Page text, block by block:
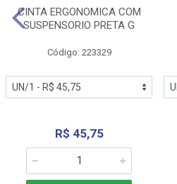
CINTA ERGONOMICA COM
SUSPENSORIO PRETA G
Código: 223329
R$ 45,75